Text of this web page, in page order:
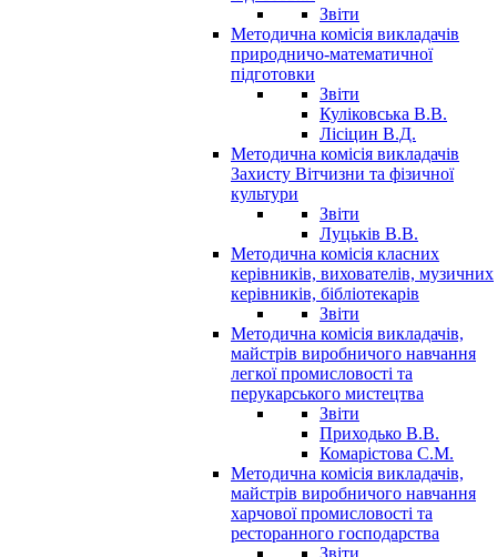
Звіти
Методична комісія викладачів
природничо-математичної
підготовки
Звіти
Куліковська В.В.
Лісіцин В.Д.
Методична комісія викладачів
Захисту Вітчизни та фізичної
культури
Звіти
Луцьків В.В.
Методична комісія класних
керівників, вихователів, музичних
керівників, бібліотекарів
Звіти
Методична комісія викладачів,
майстрів виробничого навчання
легкої промисловості та
перукарського мистецтва
Звіти
Приходько В.В.
Комарістова С.М.
Методична комісія викладачів,
майстрів виробничого навчання
харчової промисловості та
ресторанного господарства
Звіти